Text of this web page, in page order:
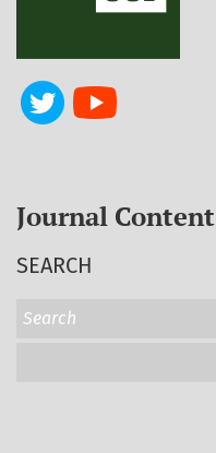
Journal Content
SEARCH